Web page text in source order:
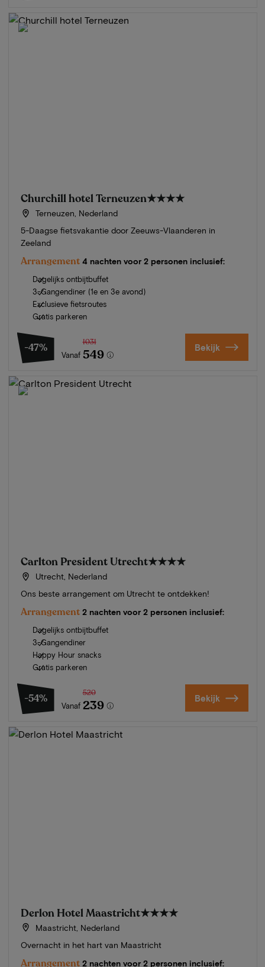
Churchill hotel Terneuzen★★★★
Terneuzen, Nederland
5-Daagse fietsvakantie door Zeeuws-Vlaanderen in
Zeeland
Arrangement 4 nachten voor 2 personen inclusief:
Dagelijks ontbijtbuffet
3-Gangendiner (1e en 3e avond)
Exclusieve fietsroutes
Gratis parkeren
-47%
Vanaf
1031
549 Bekijk
Carlton President Utrecht★★★★
Utrecht, Nederland
Ons beste arrangement om Utrecht te ontdekken!
Arrangement 2 nachten voor 2 personen inclusief:
Dagelijks ontbijtbuffet
3-Gangendiner
Happy Hour snacks
Gratis parkeren
-54%
Vanaf
520
239 Bekijk
Derlon Hotel Maastricht★★★★
Maastricht, Nederland
Overnacht in het hart van Maastricht
Arrangement 2 nachten voor 2 personen inclusief: